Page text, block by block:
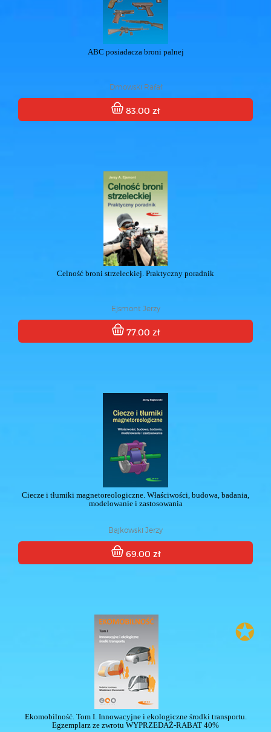
ABC posiadacza broni palnej
Dmowski Rafał
83.00 zł
Celność broni strzeleckiej. Praktyczny poradnik
Ejsmont Jerzy
77.00 zł
Ciecze i tłumiki magnetoreologiczne. Właściwości, budowa, badania,
modelowanie i zastosowania
Bajkowski Jerzy
69.00 zł
✪
Ekomobilność. Tom I. Innowacyjne i ekologiczne środki transportu.
Egzemplarz ze zwrotu WYPRZEDAŻ-RABAT 40%